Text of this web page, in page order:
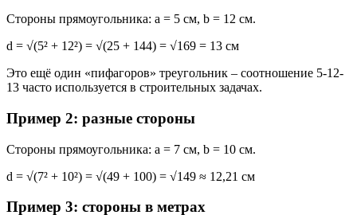
Стороны прямоугольника: a = 5 см, b = 12 см.
d = √(5² + 12²) = √(25 + 144) = √169 = 13 см
Это ещё один «пифагоров» треугольник – соотношение 5-12-
13 часто используется в строительных задачах.
Пример 2: разные стороны
Стороны прямоугольника: a = 7 см, b = 10 см.
d = √(7² + 10²) = √(49 + 100) = √149 ≈ 12,21 см
Пример 3: стороны в метрах